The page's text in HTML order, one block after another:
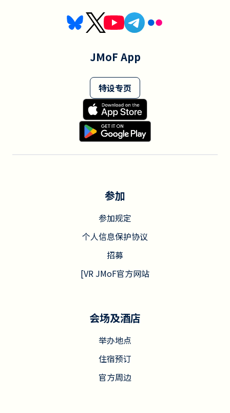
JMoF App
特设专页
参加
参加规定
个人信息保护协议
招募
[VR JMoF官方网站
会场及酒店
举办地点
住宿预订
官方周边